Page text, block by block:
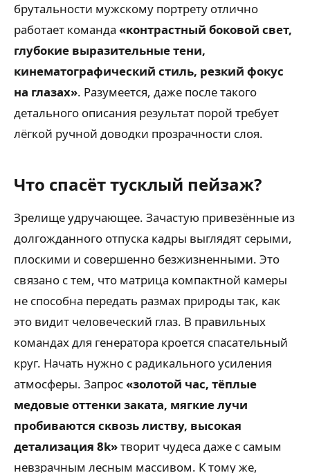
брутальности мужскому портрету отлично
работает команда «контрастный боковой свет,
глубокие выразительные тени,
кинематографический стиль, резкий фокус
на глазах». Разумеется, даже после такого
детального описания результат порой требует
лёгкой ручной доводки прозрачности слоя.
Что спасёт тусклый пейзаж?
Зрелище удручающее. Зачастую привезённые из
долгожданного отпуска кадры выглядят серыми,
плоскими и совершенно безжизненными. Это
связано с тем, что матрица компактной камеры
не способна передать размах природы так, как
это видит человеческий глаз. В правильных
командах для генератора кроется спасательный
круг. Начать нужно с радикального усиления
атмосферы. Запрос«золотой час, тёплые
медовые оттенки заката, мягкие лучи
пробиваются сквозь листву, высокая
детализация 8k»творит чудеса даже с самым
невзрачным лесным массивом. К тому же,